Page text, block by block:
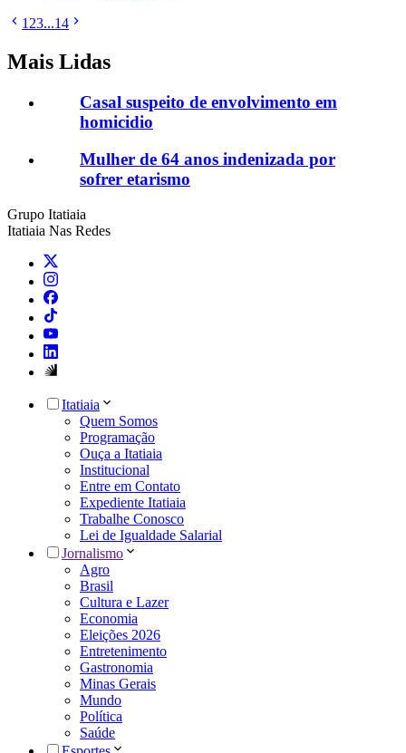
1 23...14
Mais Lidas
Casal suspeito de envolvimento em
homicidio
Mulher de 64 anos indenizada por
sofrer etarismo
Grupo Itatiaia
Itatiaia Nas Redes
Itatiaia
Quem Somos
Programação
Ouça a Itatiaia
Institucional
Entre em Contato
Expediente Itatiaia
Trabalhe Conosco
Lei de Igualdade Salarial
Jornalismo
Agro
Brasil
Cultura e Lazer
Economia
Eleições 2026
Entretenimento
Gastronomia
Minas Gerais
Mundo
Política
Saúde